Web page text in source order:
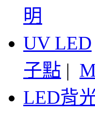
明
UV LED
子點 |
LED背